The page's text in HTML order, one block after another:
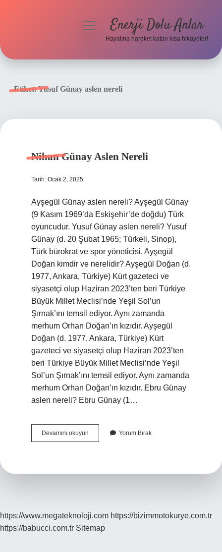
menüyüEnerji Dolu Anlar
Hayatına hareket katan kısa hikayeler!
Etiket:Yusuf Günay aslen nereli
Nihan Günay Aslen Nereli
Tarih: Ocak 2, 2025
Ayşegül Günay aslen nereli? Ayşegül Günay
(9 Kasım 1969’da Eskişehir’de doğdu) Türk
oyuncudur. Yusuf Günay aslen nereli? Yusuf
Günay (d. 20 Şubat 1965; Türkeli, Sinop),
Türk bürokrat ve spor yöneticisi. Ayşegül
Doğan kimdir ve nerelidir? Ayşegül Doğan (d.
1977, Ankara, Türkiye) Kürt gazeteci ve
siyasetçi olup Haziran 2023’ten beri Türkiye
Büyük Millet Meclisi’nde Yeşil Sol’un
Şırnak’ını temsil ediyor. Aynı zamanda
merhum Orhan Doğan’ın kızıdır. Ayşegül
Doğan (d. 1977, Ankara, Türkiye) Kürt
gazeteci ve siyasetçi olup Haziran 2023’ten
beri Türkiye Büyük Millet Meclisi’nde Yeşil
Sol’un Şırnak’ını temsil ediyor. Aynı zamanda
merhum Orhan Doğan’ın kızıdır. Ebru Günay
aslen nereli? Ebru Günay (1…
Devamını okuyun
Günay
Yorum Bırak
https://www.megateknoloji.com https://bizimmotokurye.com.tr
https://babucci.com.tr Sitemap